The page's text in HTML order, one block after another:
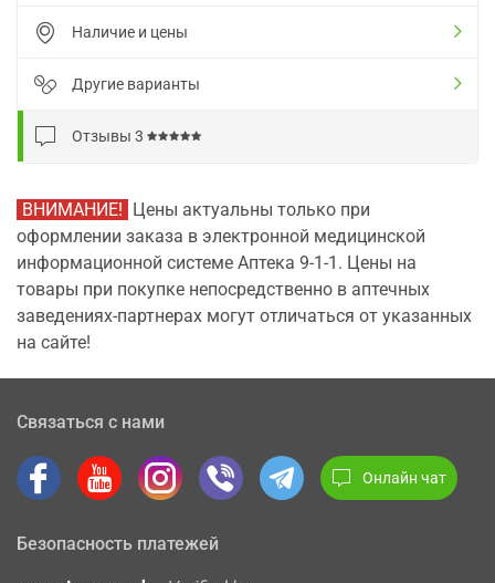
Наличие и цены
Другие варианты
Отзывы 3
ВНИМАНИЕ! Цены актуальны только при
оформлении заказа в электронной медицинской
информационной системе Аптека 9-1-1. Цены на
товары при покупке непосредственно в аптечных
заведениях-партнерах могут отличаться от указанных
на сайте!
Связаться с нами
Онлайн чат
Безопасность платежей